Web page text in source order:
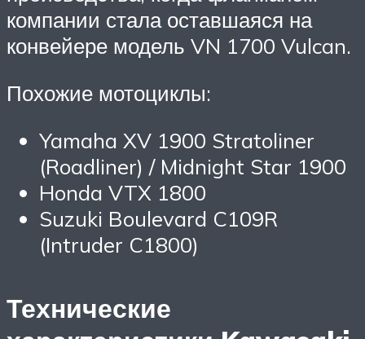
компании стала оставшаяся на
конвейере модель VN 1700 Vulcan.
Похожие мотоциклы:
Yamaha XV 1900 Stratoliner
(Roadliner) / Midnight Star 1900
Honda VTX 1800
Suzuki Boulevard C109R
(Intruder C1800)
Технические